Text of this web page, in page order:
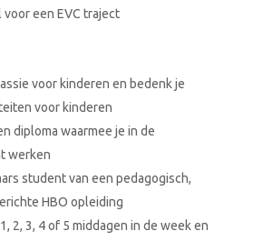
een EVC traject
voor kinderen en bedenk je
voor kinderen
diploma waarmee je in de
werken
student van een pedagogisch,
HBO opleiding
2, 3, 4 of 5 middagen in de week en